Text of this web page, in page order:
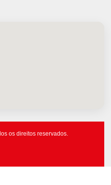
os direitos reservados.